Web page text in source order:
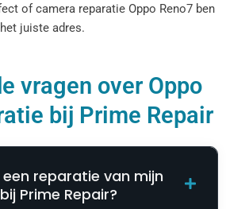
of camera reparatie Oppo Reno7 ben
juiste adres.
vragen over Oppo
bij Prime Repair
reparatie van mijn
Prime Repair?